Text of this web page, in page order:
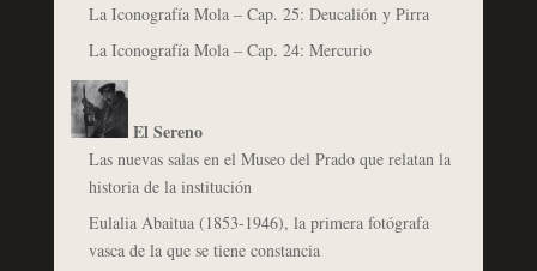
La Iconografía Mola – Cap. 25: Deucalión y Pirra
La Iconografía Mola – Cap. 24: Mercurio
El Sereno
Las nuevas salas en el Museo del Prado que relatan la
historia de la institución
Eulalia Abaitua (1853-1946), la primera fotógrafa
vasca de la que se tiene constancia